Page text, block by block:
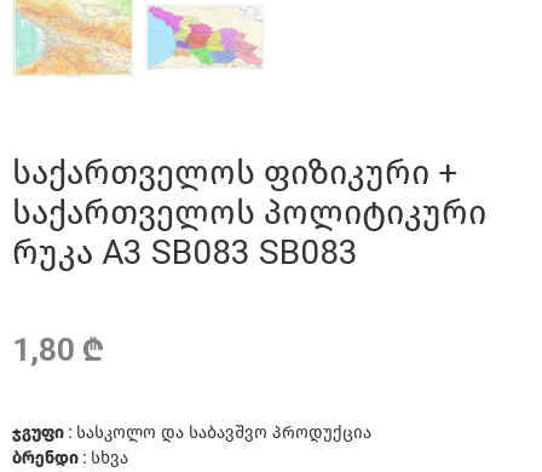
საქართველოს ფიზიკური +
საქართველოს პოლიტიკური
რუკა A3 SB083 SB083
1,80 ₾
ჯგუფი : სასკოლო და საბავშვო პროდუქცია
ბრენდი : სხვა